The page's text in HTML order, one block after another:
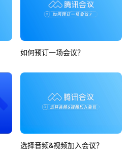
如何预订一场会议？
选择音频&视频加入会议？